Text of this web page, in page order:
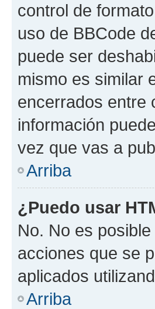
control de
uso de BBCode
puede ser
mismo es similar
encerrados entre
información
vez que vas a
Arriba
¿Puedo usar
No. No es
acciones que se
aplicados
Arriba